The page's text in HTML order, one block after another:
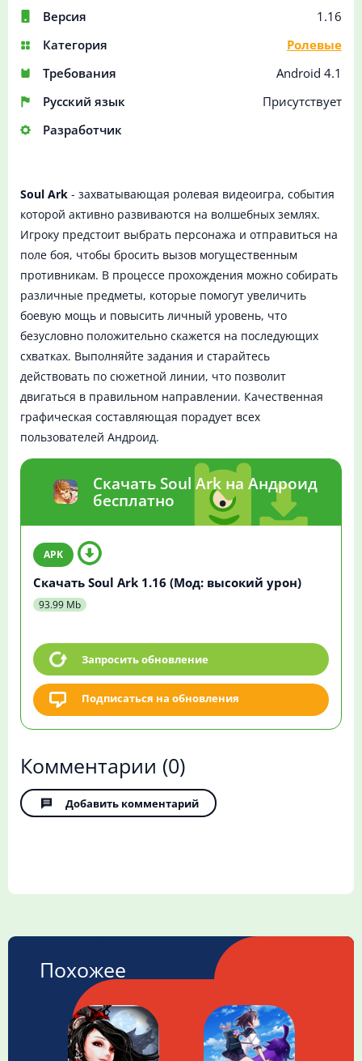
Версия
1.16
Категория
Ролевые
Требования
Android 4.1
Русский язык
Присутствует
Разработчик
Soul Ark - захватывающая ролевая видеоигра, события
которой активно развиваются на волшебных землях.
Игроку предстоит выбрать персонажа и отправиться на
поле боя, чтобы бросить вызов могущественным
противникам. В процессе прохождения можно собирать
различные предметы, которые помогут увеличить
боевую мощь и повысить личный уровень, что
безусловно положительно скажется на последующих
схватках. Выполняйте задания и старайтесь
действовать по сюжетной линии, что позволит
двигаться в правильном направлении. Качественная
графическая составляющая порадует всех
пользователей Андроид.
Скачать Soul Ark на Андроид
бесплатно
Скачать Soul Ark 1.16 (Мод: высокий урон)
93.99 Mb
Запросить обновление
Подписаться на обновления
Комментарии (0)
Добавить комментарий
Похожее